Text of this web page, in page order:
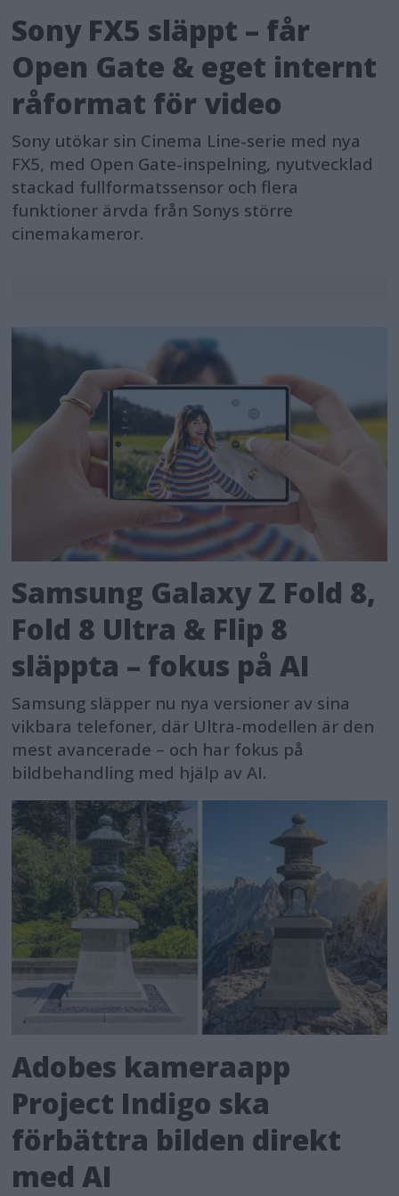
Sony FX5 släppt – får
Open Gate & eget internt
råformat för video
Sony utökar sin Cinema Line-serie med nya
FX5, med Open Gate-inspelning, nyutvecklad
stackad fullformatssensor och flera
funktioner ärvda från Sonys större
cinemakameror.
Samsung Galaxy Z Fold 8,
Fold 8 Ultra & Flip 8
släppta – fokus på AI
Samsung släpper nu nya versioner av sina
vikbara telefoner, där Ultra-modellen är den
mest avancerade – och har fokus på
bildbehandling med hjälp av AI.
Adobes kameraapp
Project Indigo ska
förbättra bilden direkt
med AI